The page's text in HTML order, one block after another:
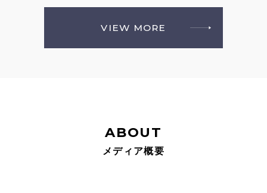
VIEW MORE
ABOUT
メディア概要